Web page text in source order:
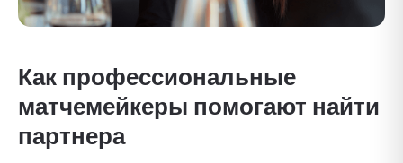
Как профессиональные
матчемейкеры помогают найти
партнера